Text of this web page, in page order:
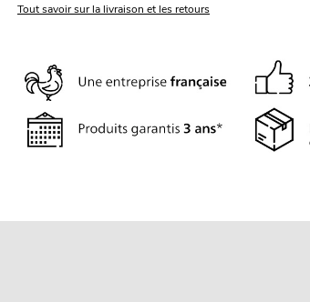
Tout savoir sur la livraison et les retours